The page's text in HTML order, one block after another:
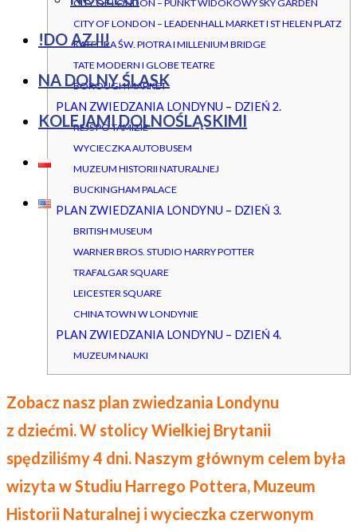
!DO AZJI!
NA DOLNY ŚLĄSK
KOLEJAMI DOLNOŚLĄSKIMI
CITY OF LONDON – PUNKT WIDOKOWY SKY GARDEN
CITY OF LONDON – LEADENHALL MARKET I ST HELEN PLATZ
KATEDRA ŚW. PIOTRA I MILLENIUM BRIDGE
TATE MODERN I GLOBE TEATRE
BOROUGH MARKET
PLAN ZWIEDZANIA LONDYNU – DZIEŃ 2.
REJS PO TAMIZIE
WYCIECZKA AUTOBUSEM
MUZEUM HISTORII NATURALNEJ
BUCKINGHAM PALACE
PLAN ZWIEDZANIA LONDYNU – DZIEŃ 3.
BRITISH MUSEUM
WARNER BROS. STUDIO HARRY POTTER
TRAFALGAR SQUARE
LEICESTER SQUARE
CHINA TOWN W LONDYNIE
PLAN ZWIEDZANIA LONDYNU – DZIEŃ 4.
MUZEUM NAUKI
Zobacz nasz plan zwiedzania Londynu
z dziećmi. W stolicy Wielkiej Brytanii
spędziliśmy 4 dni. Naszym głównym celem była
wizyta w Studiu Harrego Pottera, Muzeum
Historii Naturalnej i wycieczka czerwonym